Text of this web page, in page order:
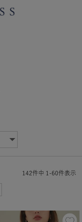
142件中 1 -60件表示